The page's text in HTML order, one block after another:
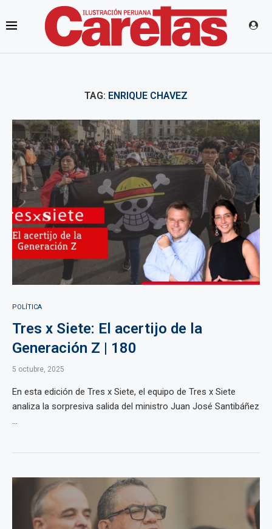
TAG: ENRIQUE CHAVEZ
POLÍTICA
Tres x Siete: El acertijo de la
Generación Z | 180
5 octubre, 2025
En esta edición de Tres x Siete, el equipo de Tres x Siete
analiza la sorpresiva salida del ministro Juan José Santibáñez
...